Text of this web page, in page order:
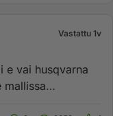
Vastattu 1v
e vai husqvarna
mallissa